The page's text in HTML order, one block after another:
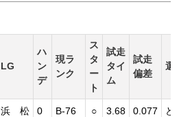
LG
ハ
ン
デ
現ラ
ンク
ス
タ
ー
ト
試走
タイ
ム
試走
偏差
選
浜 松 0 B-76 ○ 3.68 0.077 ど